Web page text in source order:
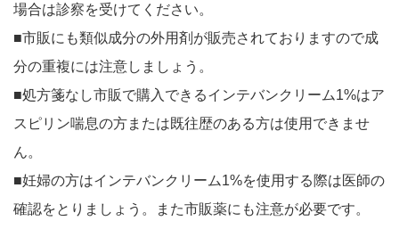
場合は診察を受けてください。
■市販にも類似成分の外用剤が販売されておりますので成
分の重複には注意しましょう。
■処方箋なし市販で購入できるインテバンクリーム1%はア
スピリン喘息の方または既往歴のある方は使用できませ
ん。
■妊婦の方はインテバンクリーム1%を使用する際は医師の
確認をとりましょう。また市販薬にも注意が必要です。